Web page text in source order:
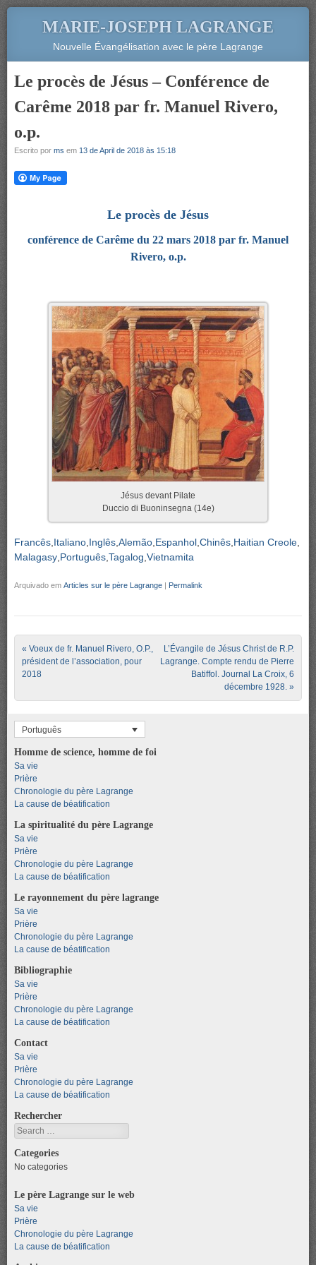
MARIE-JOSEPH LAGRANGE
Nouvelle Évangélisation avec le père Lagrange
Le procès de Jésus – Conférence de
Carême 2018 par fr. Manuel Rivero,
o.p.
Escrito por ms em 13 de April de 2018 às 15:18
Le procès de Jésus
conférence de Carême du 22 mars 2018 par fr. Manuel
Rivero, o.p.
Jésus devant Pilate
Duccio di Buoninsegna (14e)
Francês Italiano Inglês Alemão Espanhol Chinês Haitian Creole
Malagasy Português Tagalog Vietnamita
Arquivado em Articles sur le père Lagrange | Permalink
Post navigation
« Voeux de fr. Manuel Rivero, O.P.,
président de l’association, pour
2018
L’Évangile de Jésus Christ de R.P.
Lagrange. Compte rendu de Pierre
Batiffol. Journal La Croix, 6
décembre 1928. »
Português
Homme de science, homme de foi
Sa vie
Prière
Chronologie du père Lagrange
La cause de béatification
La spiritualité du père Lagrange
Sa vie
Prière
Chronologie du père Lagrange
La cause de béatification
Le rayonnement du père lagrange
Sa vie
Prière
Chronologie du père Lagrange
La cause de béatification
Bibliographie
Sa vie
Prière
Chronologie du père Lagrange
La cause de béatification
Contact
Sa vie
Prière
Chronologie du père Lagrange
La cause de béatification
Rechercher
Search
Categories
No categories
Le père Lagrange sur le web
Sa vie
Prière
Chronologie du père Lagrange
La cause de béatification